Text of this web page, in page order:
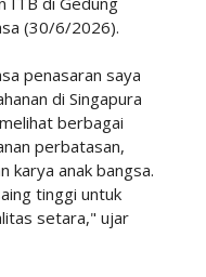
(30/6/2026).
penasaran saya
di Singapura
berbagai
perbatasan,
karya anak bangsa.
tinggi untuk
setara," ujar